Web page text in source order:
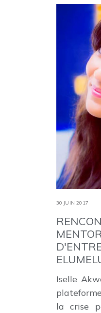
30 JUIN 2017
Iselle
la crise